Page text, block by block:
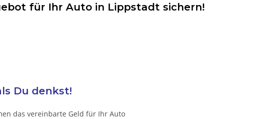
für Ihr Auto in Lippstadt sichern!
Du denkst!
das vereinbarte Geld für Ihr Auto